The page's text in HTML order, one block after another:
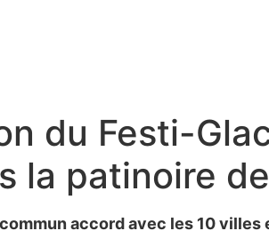
du Festi-
la patinoire
accord avec les 10